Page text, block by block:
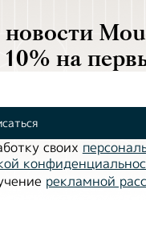
на
своих
рекламной